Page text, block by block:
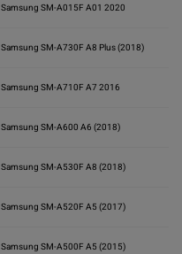
Samsung SM-A015F A01 2020
Samsung SM-A730F A8 Plus (2018)
Samsung SM-A710F A7 2016
Samsung SM-A600 A6 (2018)
Samsung SM-A530F A8 (2018)
Samsung SM-A520F A5 (2017)
Samsung SM-A500F A5 (2015)